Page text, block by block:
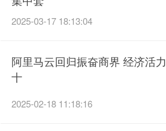
2025-03-17 18:13:04
阿里马云回归振奋商界 经济活力
十
2025-02-18 11:18:16